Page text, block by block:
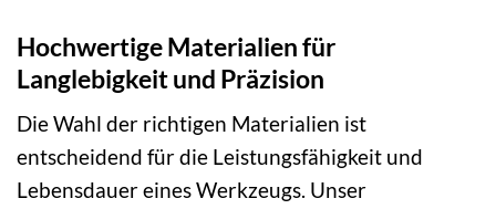
Hochwertige Materialien für
Langlebigkeit und Präzision
Die Wahl der richtigen Materialien ist
entscheidend für die Leistungsfähigkeit und
Lebensdauer eines Werkzeugs. Unser